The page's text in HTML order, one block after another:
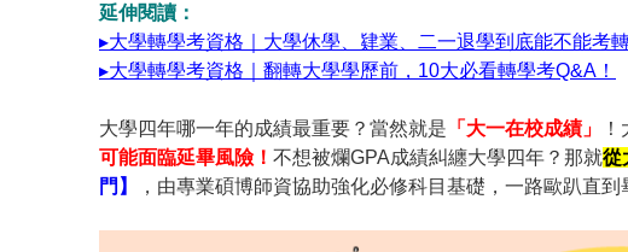
延伸閱讀：
▸大學轉學考資格｜大學休學、肄業、二一退學到底能不能考
▸大學轉學考資格｜翻轉大學學歷前，10大必看轉學考Q&A！
大學四年哪一年的成績最重要？當然就是 「大一在校成績」
可能面臨延畢風險！ 不想被爛GPA成績糾纏大學四年？那就從
門】
，由專業碩博師資協助強化必修科目基礎，一路歐趴直到